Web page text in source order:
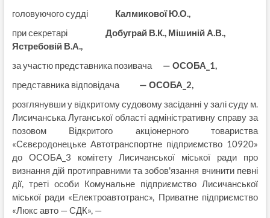
головуючого судді Калмикової Ю.О.,
при секретарі
Добуграй В.К., Мішиній А.В.,
Ястребовій В.А.,
за участю представника позивача— ОСОБА_1,
представника відповідача— ОСОБА_2,
розглянувши у відкритому судовому засіданні у залі суду м.
Лисичанська Луганської області адміністративну справу за
позовом Відкритого акціонерного товариства
«Сєвєродонецьке Автотранспортне підприємство 10920»
до ОСОБА_3 комітету Лисичанської міської ради про
визнання дій протиправними та зобов'язання вчинити певні
дії, треті особи Комунальне підприємство Лисичанської
міської ради «Електроавтотранс», Приватне підприємство
«Люкс авто — СДК», —